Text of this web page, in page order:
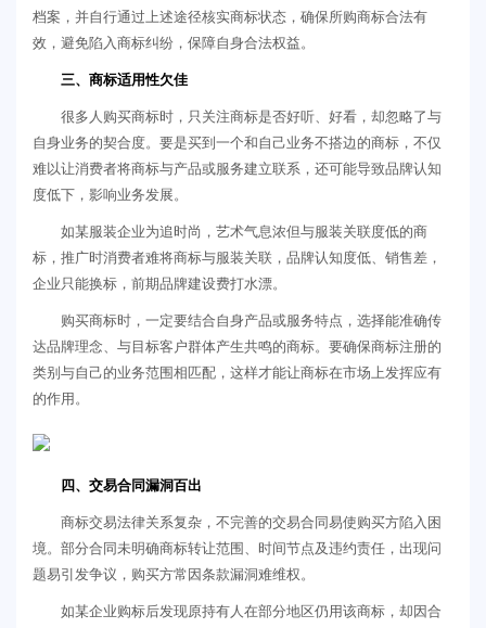
档案，并自行通过上述途径核实商标状态，确保所购商标合法有
效，避免陷入商标纠纷，保障自身合法权益。
三、商标适用性欠佳
很多人购买商标时，只关注商标是否好听、好看，却忽略了与
自身业务的契合度。要是买到一个和自己业务不搭边的商标，不仅
难以让消费者将商标与产品或服务建立联系，还可能导致品牌认知
度低下，影响业务发展。
如某服装企业为追时尚，艺术气息浓但与服装关联度低的商
标，推广时消费者难将商标与服装关联，品牌认知度低、销售差，
企业只能换标，前期品牌建设费打水漂。
购买商标时，一定要结合自身产品或服务特点，选择能准确传
达品牌理念、与目标客户群体产生共鸣的商标。要确保商标注册的
类别与自己的业务范围相匹配，这样才能让商标在市场上发挥应有
的作用。
四、交易合同漏洞百出
商标交易法律关系复杂，不完善的交易合同易使购买方陷入困
境。部分合同未明确商标转让范围、时间节点及违约责任，出现问
题易引发争议，购买方常因条款漏洞难维权。
如某企业购标后发现原持有人在部分地区仍用该商标，却因合